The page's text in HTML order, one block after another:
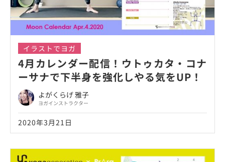
イラストでヨガ
4月カレンダー配信！ウトゥカタ・コナ
ーサナで下半身を強化しやる気をUP！
よがくらげ 雅子
ヨガインストラクター
2020年3月21日